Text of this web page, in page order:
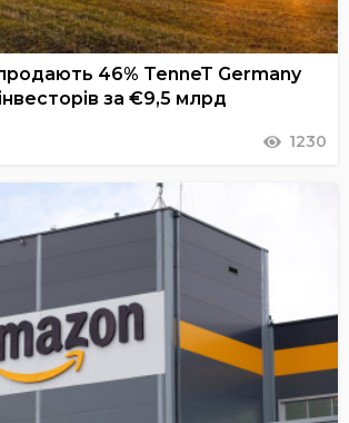
46% TenneT Germany
за €9,5 млрд
1230